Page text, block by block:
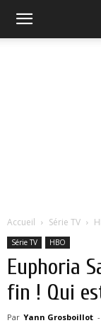
Accueil Série TV
Série TV HBO
Euphoria
fin ! Qui
Par Yann Grosboillot -